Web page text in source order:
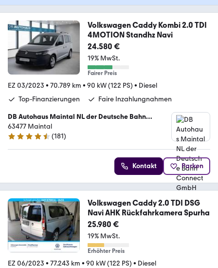
Volkswagen Caddy Kombi 2.0 TDI
4MOTION Standhz Navi
24.580 €
19% MwSt.
Fairer Preis
EZ 03/2023 • 70.789 km • 90 kW (122 PS) • Diesel
Top-Finanzierungen
Faire Inzahlungnahmen
DB Autohaus Maintal NL der Deutsche Bahn
Connect GmbH
63477 Maintal
4.4 Sterne
(181)
Kontakt Parken
Volkswagen Caddy 2.0 TDI DSG
Navi AHK Rückfahrkamera Spurha
25.980 €
19% MwSt.
Erhöhter Preis
EZ 06/2023 • 77.243 km • 90 kW (122 PS) • Diesel